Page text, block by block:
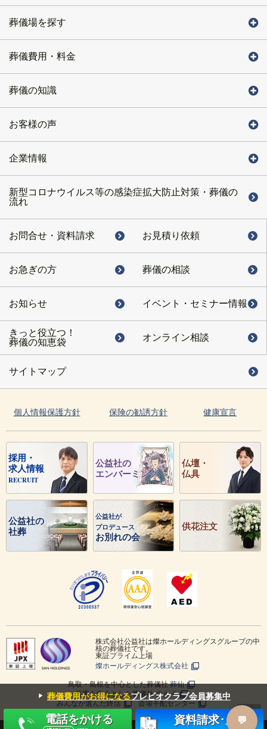
葬儀場を探す
葬儀費用・料金
葬儀の知識
お客様の声
企業情報
新型コロナウイルス等の感染症拡大防止対策・葬儀の
流れ
お問合せ・ 資料請求 お見積り依頼
お急ぎの方 葬儀の相談
お知らせ イベント・ セミナー情報
きっと役立つ！
葬儀の知恵袋
オンライン相談
サイトマップ
個人情報保護方針 保険の勧誘方針 健康宣言
採用・
求人情報
RECRUIT
公益社の
エンバーミング
仏壇・
仏具
公益社の
社葬
公益社が
プロデュース
お別れの会
供花注文
株式会社公益社は燦ホールディングスグループの中
核の葬儀社です。
東証プライム上場
燦ホールディングス株式会社
鳥取・島根を中心とした葬儀社葬仙
兵庫を中心とした葬儀社タルイ
みんなが選んだ終活
斎場手配センター
Copyright © KOEKISHA CO.,LTD. ALL RIGHTS RESERVED
▼ 葬儀費用がお得になるプレビオクラブ会員募集中
電話をかける 資料請求･見積